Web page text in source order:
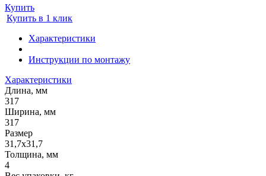
Купить
Купить в 1 клик
Характеристики
Инструкции по монтажу
Характеристики
Длина, мм
317
Ширина, мм
317
Размер
31,7х31,7
Толщина, мм
4